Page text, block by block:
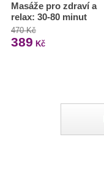
Masáže pro zdraví a
relax: 30-80 minut
470 Kč
389 Kč